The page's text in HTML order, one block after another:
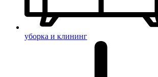
уборка и клининг